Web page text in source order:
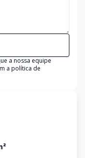
a nossa equipe
a política de